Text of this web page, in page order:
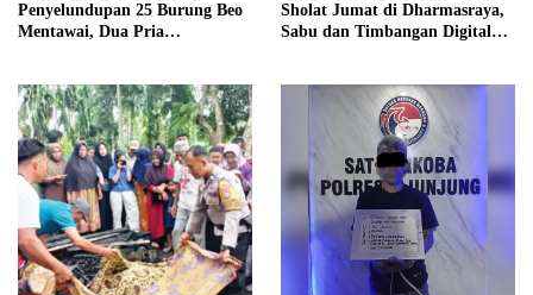
Penyelundupan 25 Burung Beo
Mentawai, Dua Pria
Sholat Jumat di Dharmasraya,
Sabu dan Timbangan Digital